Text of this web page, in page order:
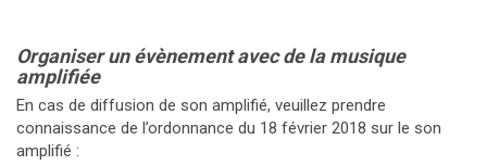
Organiser un évènement avec de la musique
amplifiée
En cas de diffusion de son amplifié, veuillez prendre
connaissance de l’ordonnance du 18 février 2018 sur le son
amplifié :